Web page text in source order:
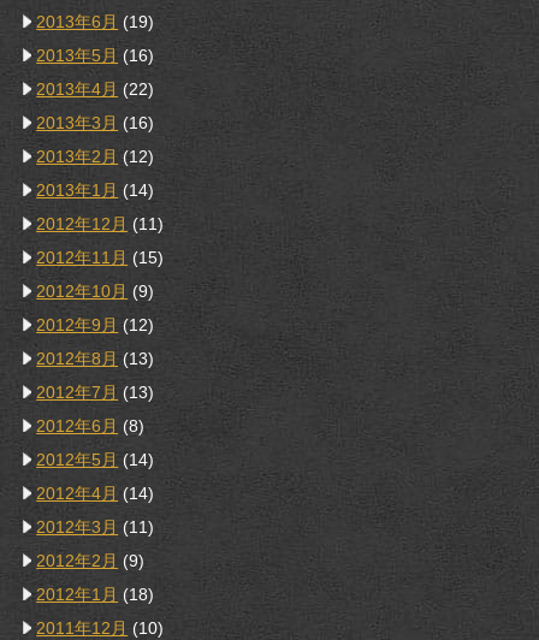
2013年6月 (19)
2013年5月 (16)
2013年4月 (22)
2013年3月 (16)
2013年2月 (12)
2013年1月 (14)
2012年12月 (11)
2012年11月 (15)
2012年10月 (9)
2012年9月 (12)
2012年8月 (13)
2012年7月 (13)
2012年6月 (8)
2012年5月 (14)
2012年4月 (14)
2012年3月 (11)
2012年2月 (9)
2012年1月 (18)
2011年12月 (10)